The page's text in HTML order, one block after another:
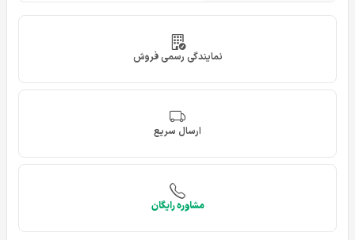
نمایندگی رسمی فروش
ارسال سریع
مشاوره رایگان